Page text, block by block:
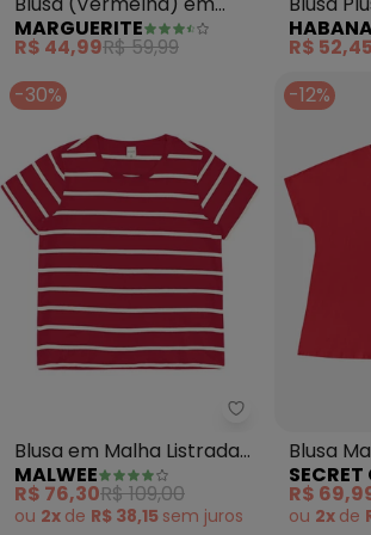
Algodão
MARGUERITE
R$ 44,99R$ 59,99 R$ 52,45
-30%
Malwee -
Blusa em Malha Listrada
Plus(Vermelho)
MALWEE
R$ 76,30R$ 109,00
ou 2x de R$ 38,15 sem juros
-12%
Blusa
R$
ou 2x de